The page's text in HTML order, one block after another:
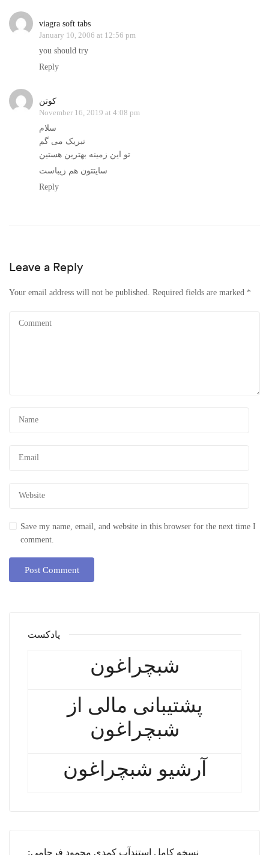
viagra soft tabs
January 10, 2006 at 12:56 pm
you should try
Reply
کوتن
November 16, 2019 at 4:08 pm
سلام
تبریک می گم
تو این زمینه بهترین هستین
سایتتون هم زیباست
Reply
Leave a Reply
Your email address will not be published. Required fields are marked *
Save my name, email, and website in this browser for the next time I
comment.
پادکست
شبچراغون
پشتیبانی مالی از
شبچراغون
آرشیو شبچراغون
نسخه کامل استندآپ کمدی محمود فرجامی: